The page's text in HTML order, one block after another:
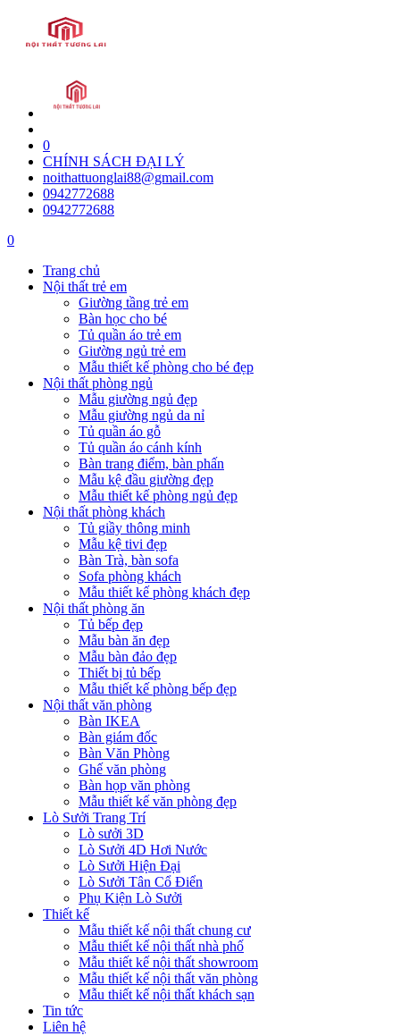
0
CHÍNH SÁCH ĐẠI LÝ
noithattuonglai88@gmail.com
0942772688
0942772688
0
Trang chủ
Nội thất trẻ em
Giường tầng trẻ em
Bàn học cho bé
Tủ quần áo trẻ em
Giường ngủ trẻ em
Mẫu thiết kế phòng cho bé đẹp
Nội thất phòng ngủ
Mẫu giường ngủ đẹp
Mẫu giường ngủ da nỉ
Tủ quần áo gỗ
Tủ quần áo cánh kính
Bàn trang điểm, bàn phấn
Mẫu kệ đầu giường đẹp
Mẫu thiết kế phòng ngủ đẹp
Nội thất phòng khách
Tủ giầy thông minh
Mẫu kệ tivi đẹp
Bàn Trà, bàn sofa
Sofa phòng khách
Mẫu thiết kế phòng khách đẹp
Nội thất phòng ăn
Tủ bếp đẹp
Mẫu bàn ăn đẹp
Mẫu bàn đảo đẹp
Thiết bị tủ bếp
Mẫu thiết kế phòng bếp đẹp
Nội thất văn phòng
Bàn IKEA
Bàn giám đốc
Bàn Văn Phòng
Ghế văn phòng
Bàn họp văn phòng
Mẫu thiết kế văn phòng đẹp
Lò Sưởi Trang Trí
Lò sưởi 3D
Lò Sưởi 4D Hơi Nước
Lò Sưởi Hiện Đại
Lò Sưởi Tân Cổ Điển
Phụ Kiện Lò Sưởi
Thiết kế
Mẫu thiết kế nội thất chung cư
Mẫu thiết kế nội thất nhà phố
Mẫu thiết kế nội thất showroom
Mẫu thiết kế nội thất văn phòng
Mẫu thiết kế nội thất khách sạn
Tin tức
Liên hệ